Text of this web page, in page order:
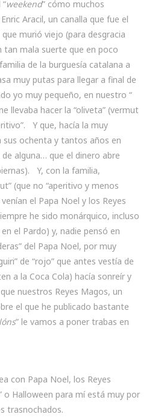
weekend” cómo muchos
Aracil, un canalla que fue el
murió viejo (para desgracia
mala suerte que en poco
de la burguesía catalana a
muy putas para llegar a final de
yo muy pequeño, en nuestro “
llevaba hacer la “oliveta” (vermut
Y que, hacía la muy
sus ochenta y tantos años en
alguna… que el dinero abre
Y, con la familia,
(que no “aperitivo y menos
el Papa Noel y los Reyes
he sido monárquico, incluso
el Pardo) y, nadie pensó en
del Papa Noel, por muy
de “rojo” que antes vestía de
a la Coca Cola) hacía sonreír y
nuestros Reyes Magos, un
el que he publicado bastante
” le vamos a poner trabas en
con Papa Noel, los Reyes
o Halloween para mí está muy por
trasnochados.